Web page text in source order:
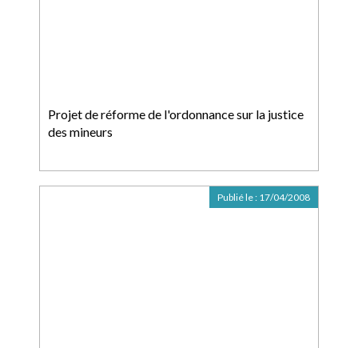
Projet de réforme de l'ordonnance sur la justice
des mineurs
Publié le : 17/04/2008